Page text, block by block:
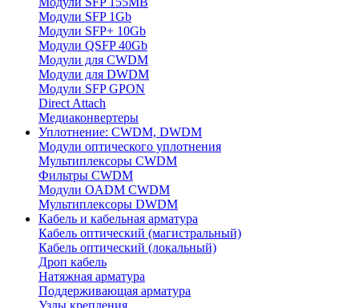
Модули SFP 1Gb
Модули SFP+ 10Gb
Модули QSFP 40Gb
Модули для CWDM
Модули для DWDM
Модули SFP GPON
Direct Attach
Медиаконвертеры
Уплотнение: CWDM, DWDM
Модули оптического уплотнения
Мультиплексоры CWDM
Фильтры CWDM
Модули OADM CWDM
Мультиплексоры DWDM
Кабель и кабельная арматура
Кабель оптический (магистральный)
Кабель оптический (локальный)
Дроп кабель
Натяжная арматура
Поддерживающая арматура
Узлы крепления